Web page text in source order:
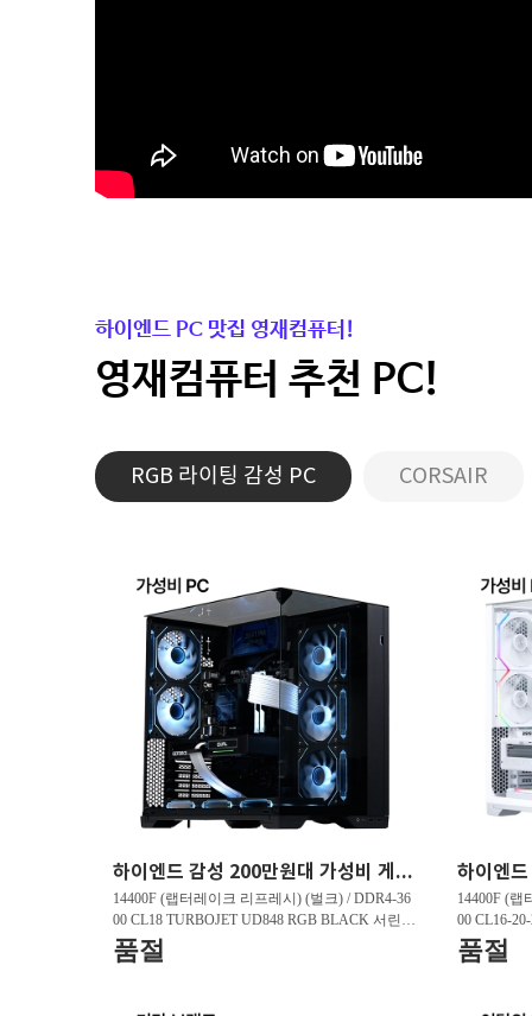
하이엔드 PC 맛집 영재컴퓨터!
영재컴퓨터 추천 PC!
RGB 라이팅 감성 PC CORSAIR
하이엔드 감성 200만원대 가성비 게이밍PC HY263 FHD 리그오브레전드 200 프레임 , 발로란트 240 프레임 , 배틀그라운드 150 프레임
14400F (랩터레이크 리프레시) (벌크) / DDR4-36
00 CL18 TURBOJET UD848 RGB BLACK 서린 (3
2GB(16Gx2)) / B760M DS3H D4 제이씨현 / 지포
스 RTX 5060 DUAL OC D7 8GB 이엠텍 / T500 M.
품절
14400F (랩
00 CL16-
5060
품절